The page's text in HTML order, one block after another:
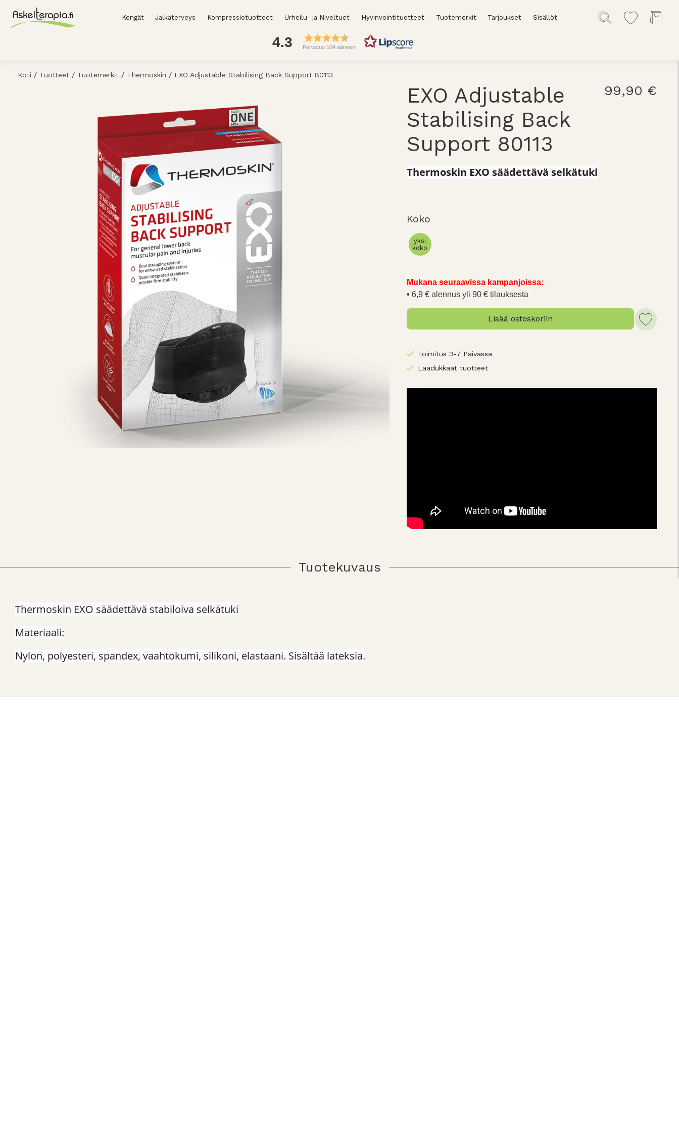
Kengät Jalkaterveys Kompressiotuotteet Urheilu- ja Niveltuet Hyvinvointituotteet Tuotemerkit Tarjoukset Sisällöt
4.3 Perustuu 104 ääneen
Koti / Tuotteet / Tuotemerkit / Thermoskin / EXO Adjustable Stabilising Back Support 80113
EXO Adjustable
Stabilising Back
Support 80113
99,90 €
Thermoskin EXO säädettävä selkätuki
Koko
yksi
koko
Mukana seuraavissa kampanjoissa:
6,9 € alennus yli 90 € tilauksesta
Lisää ostoskoriin
Toimitus 3-7 Päivässä
Laadukkaat tuotteet
Tuotekuvaus
Thermoskin EXO säädettävä stabiloiva selkätuki
Materiaali:
Nylon, polyesteri, spandex, vaahtokumi, silikoni, elastaani. Sisältää lateksia.